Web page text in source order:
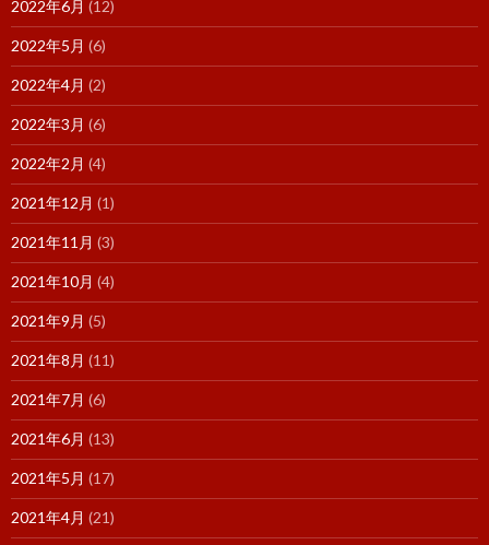
2022年6月 (12)
2022年5月 (6)
2022年4月 (2)
2022年3月 (6)
2022年2月 (4)
2021年12月 (1)
2021年11月 (3)
2021年10月 (4)
2021年9月 (5)
2021年8月 (11)
2021年7月 (6)
2021年6月 (13)
2021年5月 (17)
2021年4月 (21)